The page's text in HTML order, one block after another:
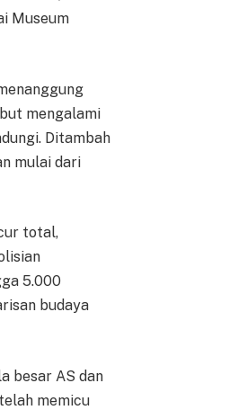
Museum
mengalami
Ditambah
mulai dari
total,
5.000
budaya
besar AS dan
memicu